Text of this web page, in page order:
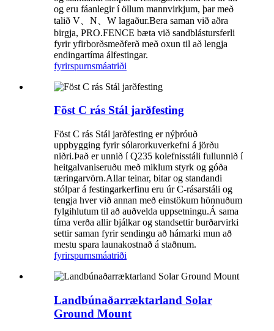
og eru fáanlegir í öllum mannvirkjum, þar með
talið V、N、W lagaður.Bera saman við aðra
birgja, PRO.FENCE bæta við sandblástursferli
fyrir yfirborðsmeðferð með oxun til að lengja
endingartíma álfestingar.
fyrirspurnsmáatriði
Föst C rás Stál jarðfesting
Föst C rás Stál jarðfesting er nýþróuð
uppbygging fyrir sólarorkuverkefni á jörðu
niðri.Það er unnið í Q235 kolefnisstáli fullunnið í
heitgalvaniseruðu með miklum styrk og góða
tæringarvörn.Allar teinar, bitar og standandi
stólpar á festingarkerfinu eru úr C-rásarstáli og
tengja hver við annan með einstökum hönnuðum
fylgihlutum til að auðvelda uppsetningu.Á sama
tíma verða allir bjálkar og standsettir burðarvirki
settir saman fyrir sendingu að hámarki mun að
mestu spara launakostnað á staðnum.
fyrirspurnsmáatriði
Landbúnaðarræktarland Solar
Ground Mount